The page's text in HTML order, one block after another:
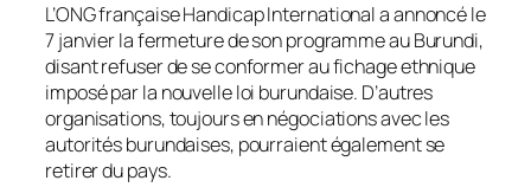
L’ONG française Handicap International a annoncé le
7 janvier la fermeture de son programme au Burundi,
disant refuser de se conformer au fichage ethnique
imposé par la nouvelle loi burundaise. D’autres
organisations, toujours en négociations avec les
autorités burundaises, pourraient également se
retirer du pays.